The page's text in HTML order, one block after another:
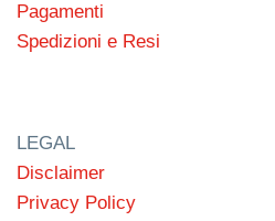
Pagamenti
Spedizioni e Resi
LEGAL
Disclaimer
Privacy Policy